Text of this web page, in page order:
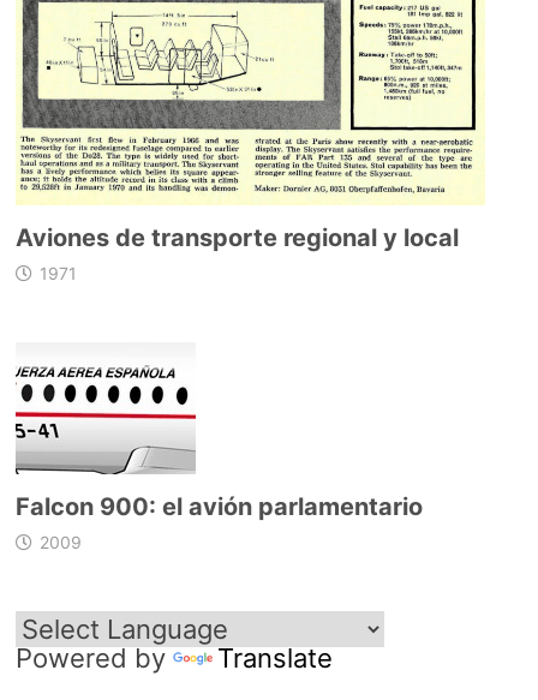
Aviones de transporte regional y local
1971
Falcon 900: el avión parlamentario
2009
Powered by Translate